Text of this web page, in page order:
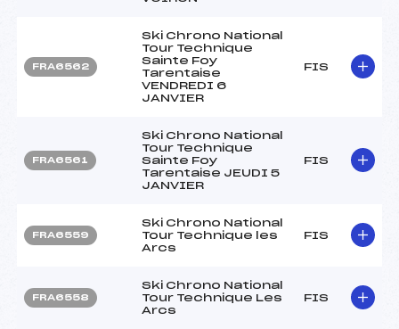
FRA6562
Ski Chrono National
Tour Technique
Sainte Foy
Tarentaise
VENDREDI 6
JANVIER
FIS
FRA6561
Ski Chrono National
Tour Technique
Sainte Foy
Tarentaise JEUDI 5
JANVIER
FIS
FRA6559
Ski Chrono National
Tour Technique les
Arcs
FIS
FRA6558
Ski Chrono National
Tour Technique Les
Arcs
FIS